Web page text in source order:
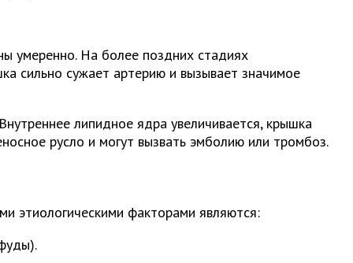
умеренно. На более поздних стадиях
сильно сужает артерию и вызывает значимое
липидное ядра увеличивается, крышка
русло и могут вызвать эмболию или тромбоз.
этиологическими факторами являются: